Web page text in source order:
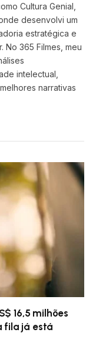
Cultura Genial,
desenvolvi um
estratégica e
365 Filmes, meu
intelectual,
narrativas
16,5 milhões
fila já está